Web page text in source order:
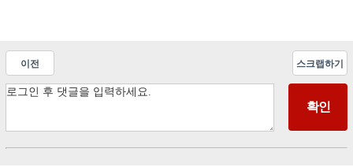
이전 스크랩하기